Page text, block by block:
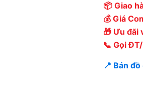
📦 Giao
💰 Giá
🎁 Ưu đãi
📞 Gọi
📍 Bản